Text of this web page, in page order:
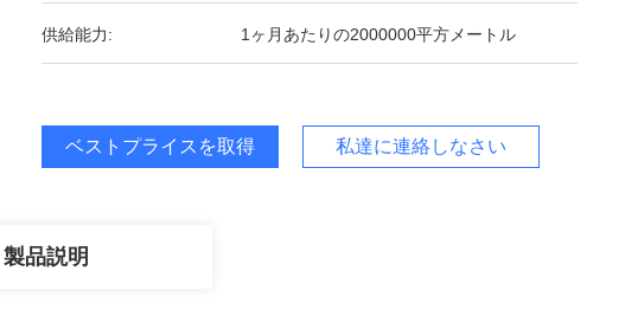
供給能力: 1ヶ月あたりの2000000平方メートル
ベストプライスを取得 私達に連絡しなさい
製品説明